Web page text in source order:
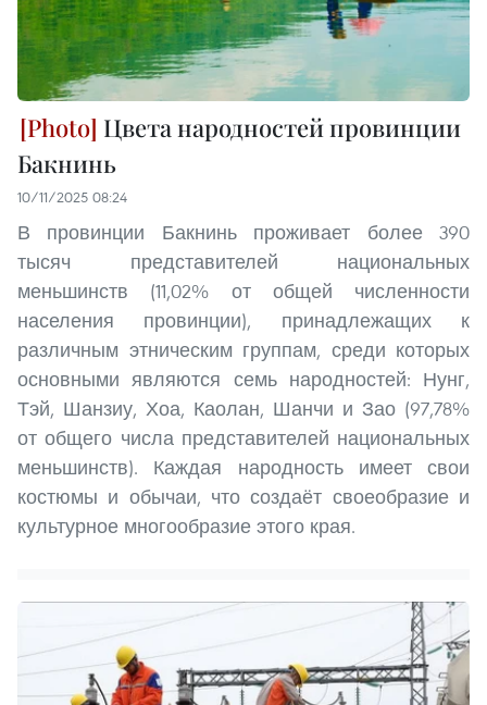
Цвета народностей провинции
Бакнинь
10/11/2025 08:24
В провинции Бакнинь проживает более 390
тысяч представителей национальных
меньшинств (11,02% от общей численности
населения провинции), принадлежащих к
различным этническим группам, среди которых
основными являются семь народностей: Нунг,
Тэй, Шанзиу, Хоа, Каолан, Шанчи и Зао (97,78%
от общего числа представителей национальных
меньшинств). Каждая народность имеет свои
костюмы и обычаи, что создаёт своеобразие и
культурное многообразие этого края.